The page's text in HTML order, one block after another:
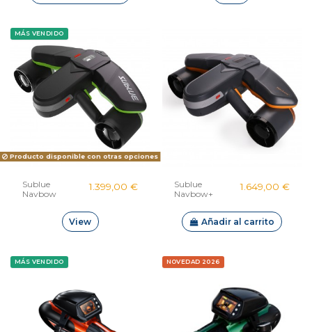
MÁS VENDIDO
Producto disponible con otras opciones
Sublue
Navbow
1.399,00 €
View
Sublue
Navbow+
1.649,00 €
Añadir al carrito
MÁS VENDIDO NOVEDAD 2026